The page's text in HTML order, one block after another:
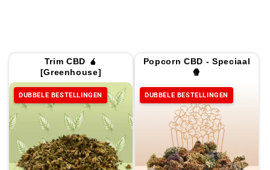
Trim CBD 🧉
[Greenhouse]
DUBBELE BESTELLINGEN
Popcorn CBD - Speciaal
🍿
DUBBELE BESTELLINGEN